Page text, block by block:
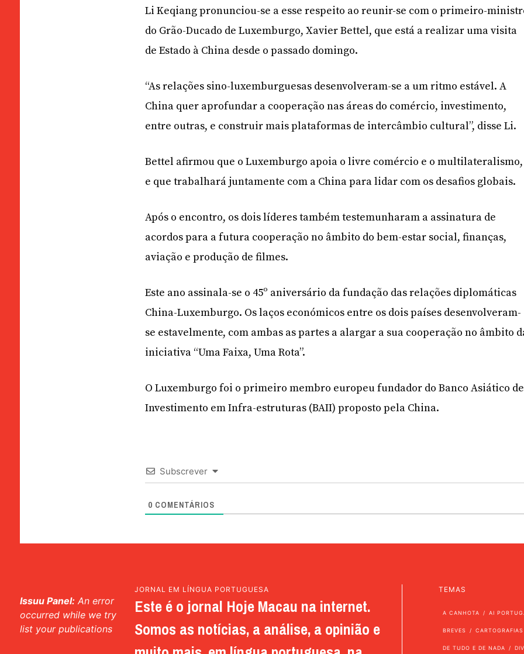
Li Keqiang pronunciou-se a esse respeito ao reunir-se com o primeiro-
do Grão-Ducado de Luxemburgo, Xavier Bettel, que está a realizar uma visita
de Estado à China desde o passado domingo.
“As relações sino-luxemburguesas desenvolveram-se a um ritmo estável. A
China quer aprofundar a cooperação nas áreas do comércio, investimento,
entre outras, e construir mais plataformas de intercâmbio cultural”, disse Li.
Bettel afirmou que o Luxemburgo apoia o livre comércio e o multilateralismo,
e que trabalhará juntamente com a China para lidar com os desafios globais.
Após o encontro, os dois líderes também testemunharam a assinatura de
acordos para a futura cooperação no âmbito do bem-estar social, finanças,
aviação e produção de filmes.
Este ano assinala-se o 45º aniversário da fundação das relações diplomáticas
China-Luxemburgo. Os laços económicos entre os dois países desenvolveram-
se estavelmente, com ambas as partes a alargar a sua cooperação no âmbito
iniciativa “Uma Faixa, Uma Rota”.
O Luxemburgo foi o primeiro membro europeu fundador do Banco Asiático de
Investimento em Infra-estruturas (BAII) proposto pela China.
Subscrever
0 COMENTÁRIOS
Issuu Panel: An error
occurred while we try
list your publications
JORNAL EM LÍNGUA PORTUGUESA
Este é o jornal Hoje Macau na internet.
Somos as notícias, a análise, a opinião e
TEMAS
A CANHOTA AI
BREVES CARTOGRAFIAS
DE TUDO E DE NADA